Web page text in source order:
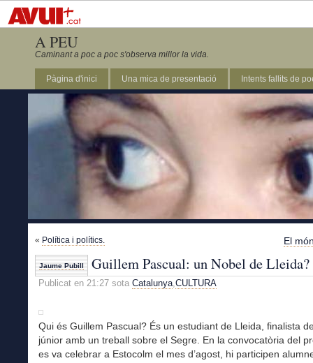
A PEU
Caminant a poc a poc s'observa millor la vida.
Pàgina d'inici Una mica de presentació Intents fallits de
« Política i polítics. El
Jaume Pubill Guillem Pascual: un Nobel de Lleida?
Publicat en 21:27 sota Catalunya,CULTURA
Qui és Guillem Pascual? És un estudiant de Lleida, finalista
júnior amb un treball sobre el Segre. En la convocatòria del
es va celebrar a Estocolm el mes d’agost, hi participen